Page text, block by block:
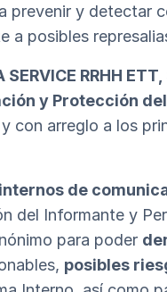
prevenir y detectar
a posibles
SERVICE RRHH ETT,
y Protección
con arreglo a los
de
del Informante y
para poder
posibles